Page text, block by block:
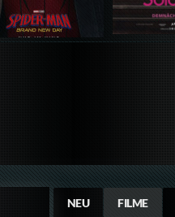
NEU FILME